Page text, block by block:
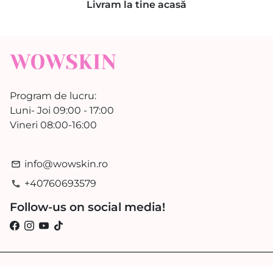
Livram la tine acasă
Program de lucru:
Luni- Joi 09:00 - 17:00
Vineri 08:00-16:00
email info@wowskin.ro
phone +40760693579
Follow-us on social media!